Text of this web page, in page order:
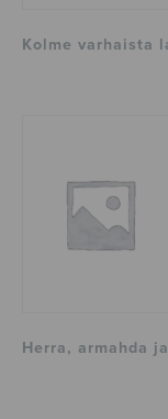
Kolme varhaista
Herra, armahda